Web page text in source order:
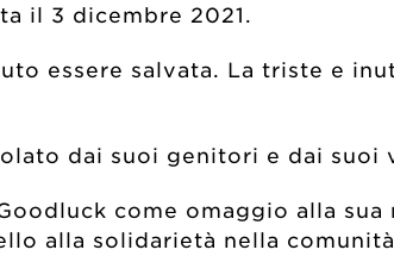
il 3 dicembre 2021.
essere salvata. La triste e
dai suoi genitori e dai
come omaggio alla
alla solidarietà nella